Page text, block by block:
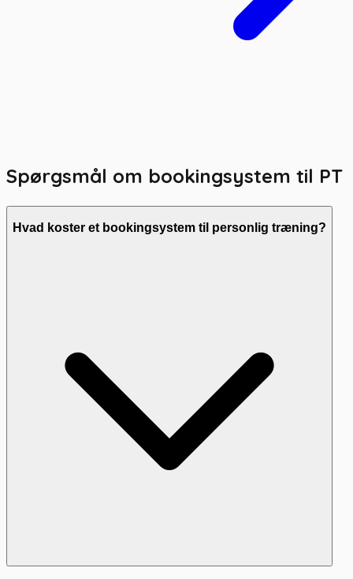
Spørgsmål om bookingsystem til PT
Hvad koster et bookingsystem til personlig træning?